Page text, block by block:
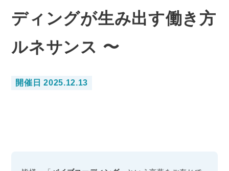
ディングが生み出す働き方
ルネサンス 〜
開催日 2025.12.13